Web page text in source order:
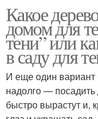
Какое
домом для
тени” или
в саду для
И еще один вариант
надолго — посадить
быстро вырастут и,